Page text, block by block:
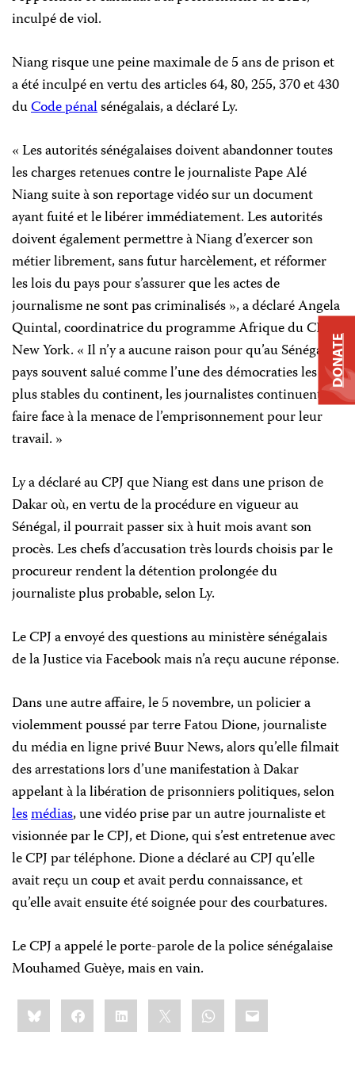
inculpé de viol.
Niang risque une peine maximale de 5 ans de prison et
a été inculpé en vertu des articles 64, 80, 255, 370 et 430
duCode pénalsénégalais, a déclaré Ly.
« Les autorités sénégalaises doivent abandonner toutes
les charges retenues contre le journaliste Pape Alé
Niang suite à son reportage vidéo sur un document
ayant fuité et le libérer immédiatement. Les autorités
doivent également permettre à Niang d’exercer son
métier librement, sans futur harcèlement, et réformer
les lois du pays pour s’assurer que les actes de
journalisme ne sont pas criminalisés », a déclaré Angela
Quintal, coordinatrice du programme Afrique du CPJ, à
New York. « Il n’y a aucune raison pour qu’au Sénégal,
pays souvent salué comme l’une des démocraties les
plus stables du continent, les journalistes continuent de
faire face à la menace de l’emprisonnement pour leur
travail. »
Ly a déclaré au CPJ que Niang est dans une prison de
Dakar où, en vertu de la procédure en vigueur au
Sénégal, il pourrait passer six à huit mois avant son
procès. Les chefs d’accusation très lourds choisis par le
procureur rendent la détention prolongée du
journaliste plus probable, selon Ly.
Le CPJ a envoyé des questions au ministère sénégalais
de la Justice via Facebook mais n’a reçu aucune réponse.
Dans une autre affaire, le 5 novembre, un policier a
violemment poussé par terre Fatou Dione, journaliste
du média en ligne privé Buur News, alors qu’elle filmait
des arrestations lors d’une manifestation à Dakar
appelant à la libération de prisonniers politiques, selon
lesmédias, une vidéo prise par un autre journaliste et
visionnée par le CPJ, et Dione, qui s’est entretenue avec
le CPJ par téléphone. Dione a déclaré au CPJ qu’elle
avait reçu un coup et avait perdu connaissance, et
qu’elle avait ensuite été soignée pour des courbatures.
Le CPJ a appelé le porte-parole de la police sénégalaise
Mouhamed Guèye, mais en vain.
Share
this:BlueskyFacebookLinkedIn WhatsApp
Email
DONATE